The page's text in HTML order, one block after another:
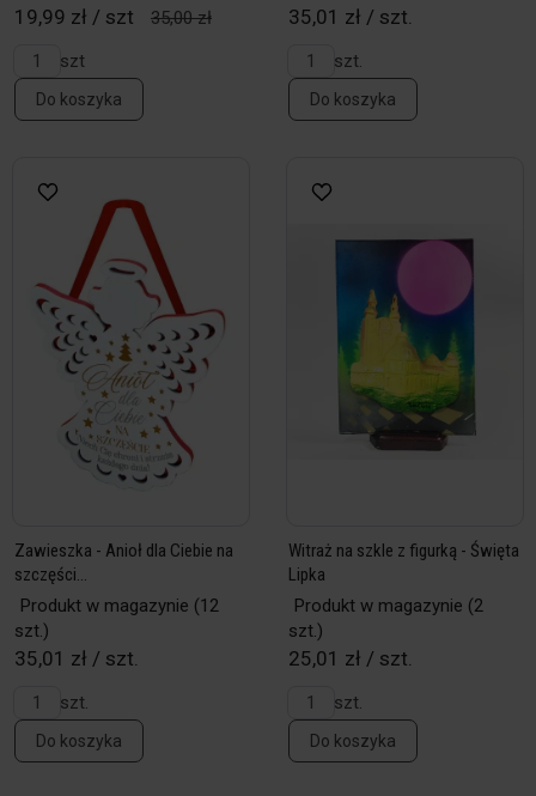
19,99 zł / szt
35,00 zł
szt
Do koszyka
35,01 zł / szt.
szt.
Do koszyka
Zawieszka - Anioł dla Ciebie na
szczęści...
Produkt w magazynie (12
szt.)
35,01 zł / szt.
szt.
Do koszyka
Witraż na szkle z figurką - Święta
Lipka
Produkt w magazynie (2
szt.)
25,01 zł / szt.
szt.
Do koszyka